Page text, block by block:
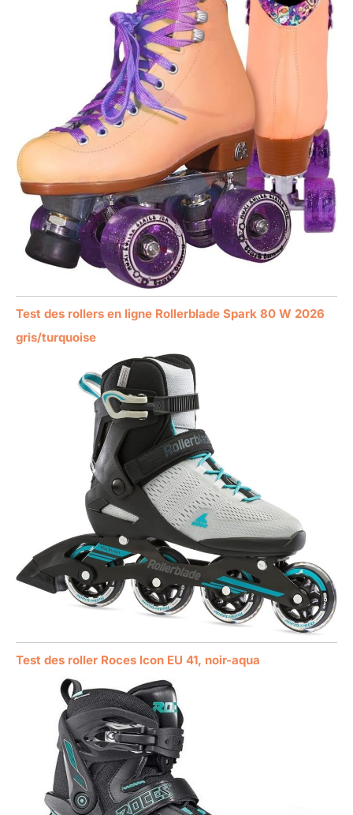
Test des rollers en ligne Rollerblade Spark 80 W 2026
gris/turquoise
Test des roller Roces Icon EU 41, noir-aqua